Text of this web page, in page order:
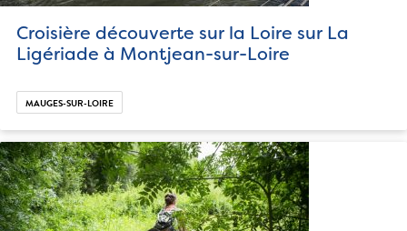
Croisière découverte sur la Loire sur La
Ligériade à Montjean-sur-Loire
MAUGES-SUR-LOIRE